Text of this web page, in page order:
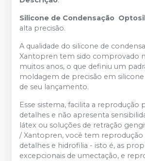
Silicone de Condensação
alta precisão.
A qualidade do silicone de
Xantopren tem sido comprovado
muitos anos, o que definiu um
moldagem de precisão em
de seu lançamento.
Esse sistema, facilita a reprodução
detalhes e não apresenta
látex ou soluções de retração
/ Xantopren, você tem reprodução
detalhes e hidrofilia - isto é, as
excepcionais de umectação, e